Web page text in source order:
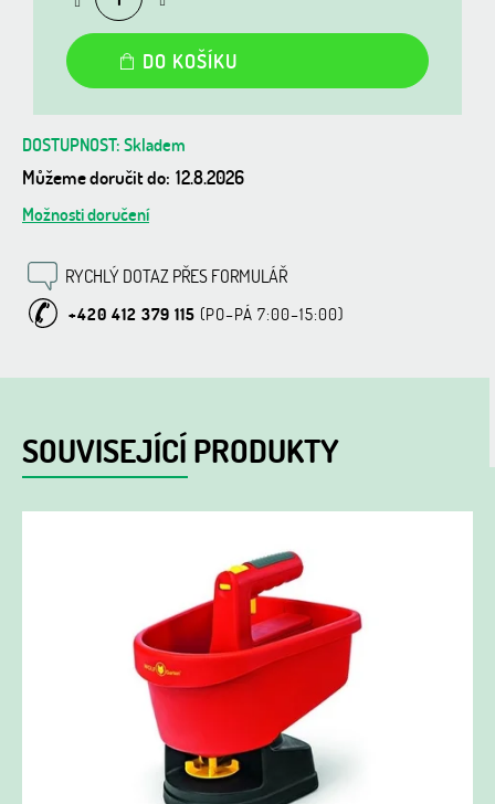
DO KOŠÍKU
Skladem
Můžeme doručit do: 12.8.2026
Možnosti doručení
RYCHLÝ DOTAZ PŘES FORMULÁŘ
+420 412 379 115
SOUVISEJÍCÍ PRODUKTY